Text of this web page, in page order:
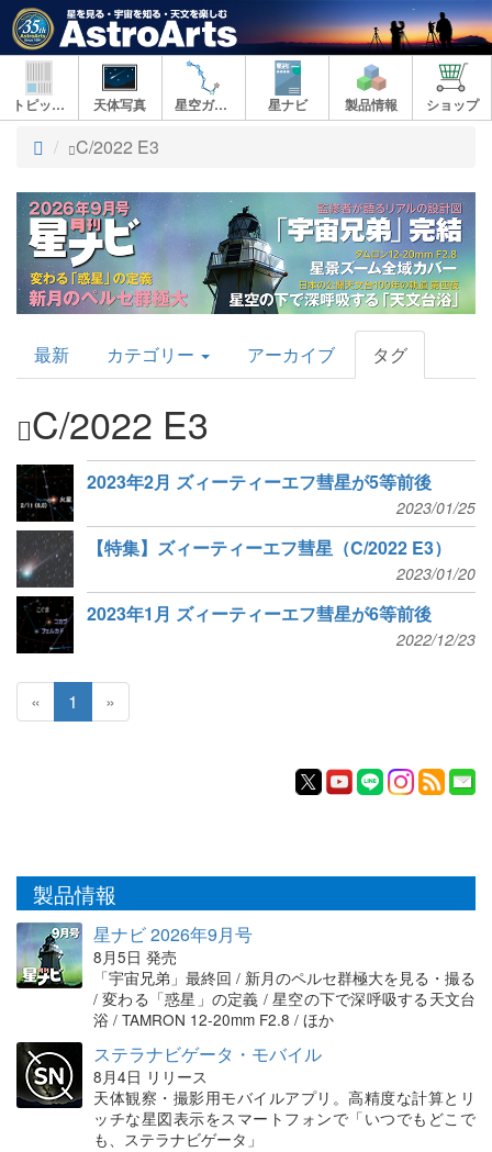
トピックス 天体写真 星空ガイド 星ナビ 製品情報 ショップ
ト
プ
C/2022 E3
AstroArts
Topics
最新 カテゴリー アーカイブ タグ
C/2022 E3
2023年2月 ズィーティーエフ彗星が5等前後
2023/01/25
【特集】ズィーティーエフ彗星（C/2022 E3）
2023/01/20
2023年1月 ズィーティーエフ彗星が6等前後
2022/12/23
« 1 »
製品情報
星ナビ 2026年9月号
8月5日 発売
「宇宙兄弟」最終回 / 新月のペルセ群極大を見る・撮る
/ 変わる「惑星」の定義 / 星空の下で深呼吸する天文台
浴 / TAMRON 12-20mm F2.8 / ほか
ステラナビゲータ・モバイル
8月4日 リリース
天体観察・撮影用モバイルアプリ。高精度な計算とリ
ッチな星図表示をスマートフォンで「いつでもどこで
も、ステラナビゲータ」